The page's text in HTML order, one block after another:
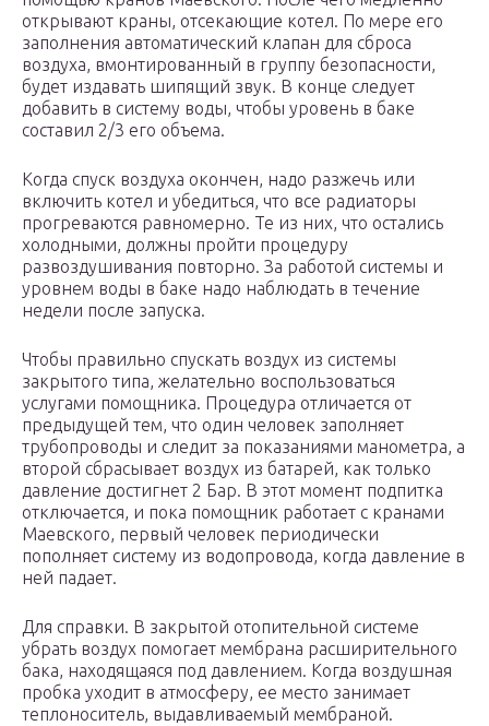
открывают краны, отсекающие котел. По мере его
заполнения автоматический клапан для сброса
воздуха, вмонтированный в группу безопасности,
будет издавать шипящий звук. В конце следует
добавить в систему воды, чтобы уровень в баке
составил 2/3 его объема.
Когда спуск воздуха окончен, надо разжечь или
включить котел и убедиться, что все радиаторы
прогреваются равномерно. Те из них, что остались
холодными, должны пройти процедуру
развоздушивания повторно. За работой системы и
уровнем воды в баке надо наблюдать в течение
недели после запуска.
Чтобы правильно спускать воздух из системы
закрытого типа, желательно воспользоваться
услугами помощника. Процедура отличается от
предыдущей тем, что один человек заполняет
трубопроводы и следит за показаниями манометра, а
второй сбрасывает воздух из батарей, как только
давление достигнет 2 Бар. В этот момент подпитка
отключается, и пока помощник работает с кранами
Маевского, первый человек периодически
пополняет систему из водопровода, когда давление в
ней падает.
Для справки. В закрытой отопительной системе
убрать воздух помогает мембрана расширительного
бака, находящаяся под давлением. Когда воздушная
пробка уходит в атмосферу, ее место занимает
теплоноситель, выдавливаемый мембраной.